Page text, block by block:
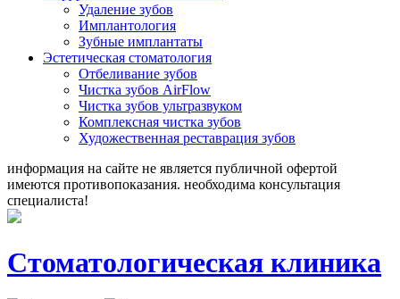
Удаление зубов
Имплантология
Зубные имплантаты
Эстетическая стоматология
Отбеливание зубов
Чистка зубов AirFlow
Чистка зубов ультразвуком
Комплексная чистка зубов
Художественная реставрация зубов
информация на сайте не является публичной офертой
имеются противопоказания. необходима консультация
специалиста!
Стоматологическая клиника